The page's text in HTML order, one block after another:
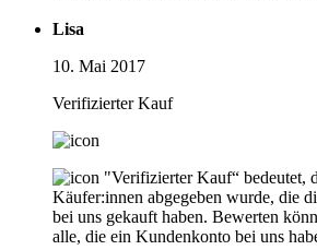
Lisa
10. Mai 2017
Verifizierter Kauf
"Verifizierter Kauf“ bedeutet,
Käufer:innen abgegeben wurde, die
bei uns gekauft haben. Bewerten
alle, die ein Kundenkonto bei uns